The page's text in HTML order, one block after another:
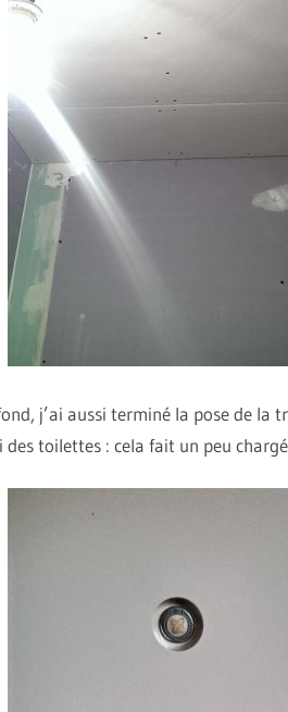
j’ai aussi terminé la pose de la
des toilettes : cela fait un peu